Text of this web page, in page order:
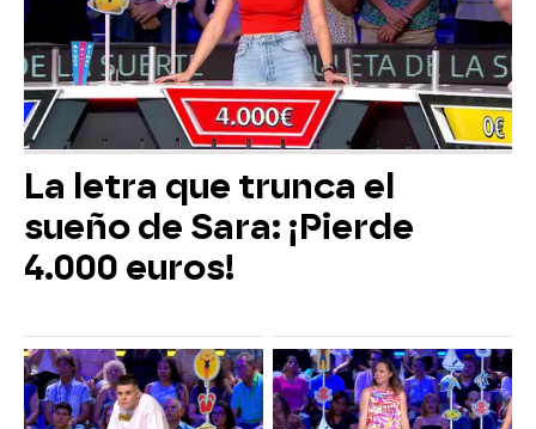
La letra que trunca el
sueño de Sara: ¡Pierde
4.000 euros!